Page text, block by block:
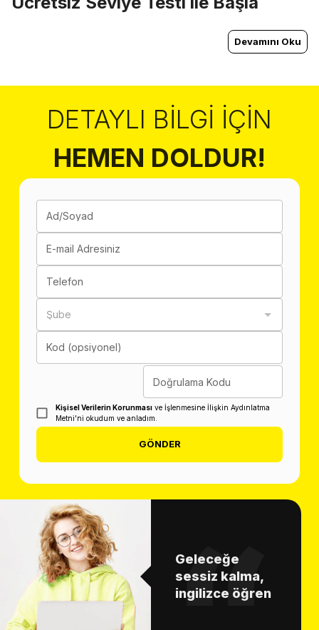
Devamını Oku
DETAYLI BILGI İÇIN
HEMEN DOLDUR!
Ad/Soyad
E-mail Adresiniz
Telefon
Şube
Kod (opsiyonel)
Doğrulama Kodu
Kişisel Verilerin Korunması ve İşlenmesine İlişkin Aydınlatma
Metni'ni okudum ve anladım.
GÖNDER
Geleceğe
sessiz kalma,
ingilizce öğren